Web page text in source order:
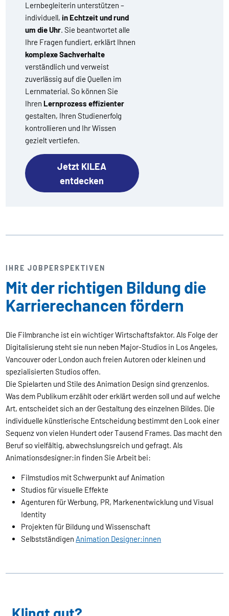
Lernbegleiterin unterstützen –
individuell, in Echtzeit und rund
um die Uhr. Sie beantwortet alle
Ihre Fragen fundiert, erklärt Ihnen
komplexe Sachverhalte
verständlich und verweist
zuverlässig auf die Quellen im
Lernmaterial. So können Sie
Ihren Lernprozess effizienter
gestalten, Ihren Studienerfolg
kontrollieren und Ihr Wissen
gezielt vertiefen.
Jetzt KILEA
entdecken
IHRE JOBPERSPEKTIVEN
Mit der richtigen Bildung die
Karrierechancen fördern
Die Filmbranche ist ein wichtiger Wirtschaftsfaktor. Als Folge der
Digitalisierung steht sie nun neben Major-Studios in Los Angeles,
Vancouver oder London auch freien Autoren oder kleinen und
spezialisierten Studios offen.
Die Spielarten und Stile des Animation Design sind grenzenlos.
Was dem Publikum erzählt oder erklärt werden soll und auf welche
Art, entscheidet sich an der Gestaltung des einzelnen Bildes. Die
individuelle künstlerische Entscheidung bestimmt den Look einer
Sequenz von vielen Hundert oder Tausend Frames. Das macht den
Beruf so vielfältig, abwechslungsreich und gefragt. Als
Animationsdesigner:in finden Sie Arbeit bei:
Filmstudios mit Schwerpunkt auf Animation
Studios für visuelle Effekte
Agenturen für Werbung, PR, Markenentwicklung und Visual
Identity
Projekten für Bildung und Wissenschaft
Selbstständigen Animation Designer:innen